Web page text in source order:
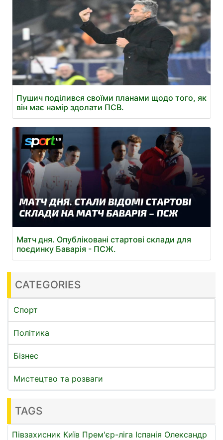
Пушич поділився своїми планами щодо того, як
він має намір здолати ПСВ.
Матч дня. Опубліковані стартові склади для
поєдинку Баварія - ПСЖ.
CATEGORIES
Спорт
Політика
Бізнес
Мистецтво та розваги
TAGS
Півзахисник Київ Прем'єр-ліга Іспанія Олександр